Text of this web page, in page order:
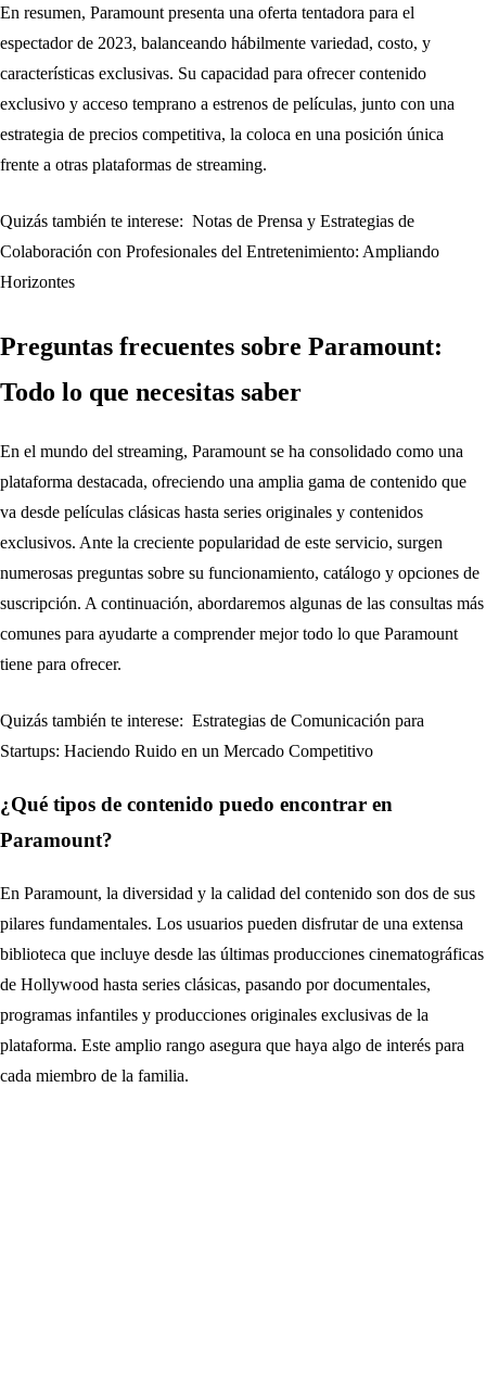
En resumen, Paramount presenta una oferta tentadora para el
espectador de 2023, balanceando hábilmente variedad, costo, y
características exclusivas. Su capacidad para ofrecer contenido
exclusivo y acceso temprano a estrenos de películas, junto con una
estrategia de precios competitiva, la coloca en una posición única
frente a otras plataformas de streaming.
Quizás también te interese: Notas de Prensa y Estrategias de
Colaboración con Profesionales del Entretenimiento: Ampliando
Horizontes
Preguntas frecuentes sobre Paramount:
Todo lo que necesitas saber
En el mundo del streaming, Paramount se ha consolidado como una
plataforma destacada, ofreciendo una amplia gama de contenido que
va desde películas clásicas hasta series originales y contenidos
exclusivos. Ante la creciente popularidad de este servicio, surgen
numerosas preguntas sobre su funcionamiento, catálogo y opciones de
suscripción. A continuación, abordaremos algunas de las consultas más
comunes para ayudarte a comprender mejor todo lo que Paramount
tiene para ofrecer.
Quizás también te interese: Estrategias de Comunicación para
Startups: Haciendo Ruido en un Mercado Competitivo
¿Qué tipos de contenido puedo encontrar en
Paramount?
En Paramount, la diversidad y la calidad del contenido son dos de sus
pilares fundamentales. Los usuarios pueden disfrutar de una extensa
biblioteca que incluye desde las últimas producciones cinematográficas
de Hollywood hasta series clásicas, pasando por documentales,
programas infantiles y producciones originales exclusivas de la
plataforma. Este amplio rango asegura que haya algo de interés para
cada miembro de la familia.